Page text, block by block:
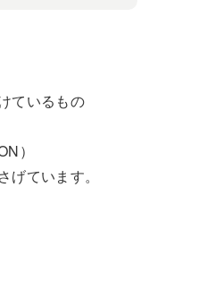
ているもの
）
ています。